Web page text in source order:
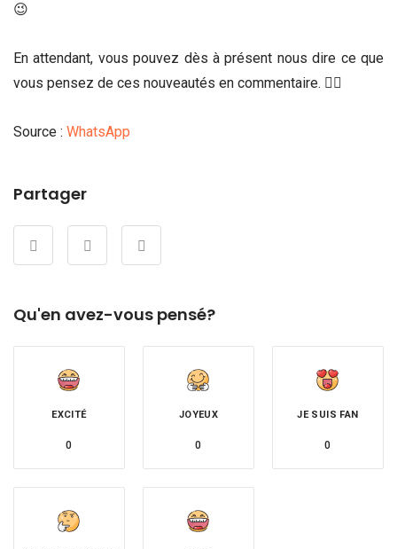
😉
En attendant, vous pouvez dès à présent nous dire ce que
vous pensez de ces nouveautés en commentaire. 👇🏾
Source : WhatsApp
Partager
Qu'en avez-vous pensé?
EXCITÉ
0
JOYEUX
0
JE SUIS FAN
0